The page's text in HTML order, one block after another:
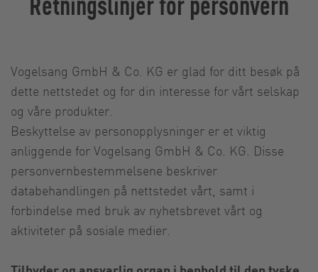
Vogelsang GmbH & Co. KG er glad for ditt besøk på
dette nettstedet og for din interesse for vårt selskap
og våre produkter.
Beskyttelse av personopplysninger er et viktig
anliggende for Vogelsang GmbH & Co. KG. Disse
personvernbestemmelsene beskriver
databehandlingen på nettstedet vårt, samt i
forbindelse med bruk av nyhetsbrevet vårt og
aktiviteter på sosiale medier.